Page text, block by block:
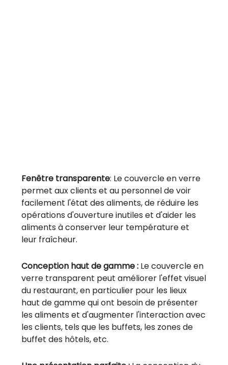
Fenêtre transparente: Le couvercle en verre
permet aux clients et au personnel de voir
facilement l'état des aliments, de réduire les
opérations d'ouverture inutiles et d'aider les
aliments à conserver leur température et
leur fraîcheur.
Conception haut de gamme : Le couvercle en
verre transparent peut améliorer l'effet visuel
du restaurant, en particulier pour les lieux
haut de gamme qui ont besoin de présenter
les aliments et d'augmenter l'interaction avec
les clients, tels que les buffets, les zones de
buffet des hôtels, etc.